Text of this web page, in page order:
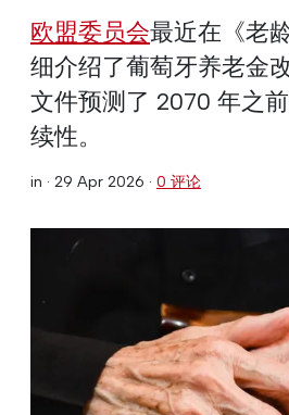
欧盟委员会最近在《老
细介绍了葡萄牙养老金
文件预测了 2070 年之
续性。
in · 29 Apr 2026 · 0 评论